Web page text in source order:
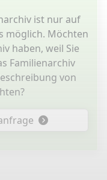
ist nur auf
möglich. Möchten
haben, weil Sie
Familienarchiv
von